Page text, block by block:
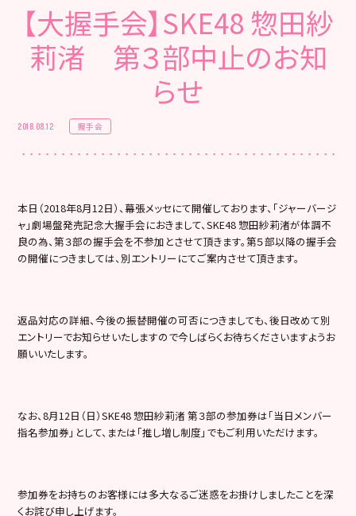
【大握手会】SKE48 惣田紗
莉渚 第３部中止のお知
らせ
2018.08.12 握手会
本日（2018年8月12日）、幕張メッセにて開催しております、「ジャーバージ
ャ」劇場盤発売記念大握手会におきまして、SKE48 惣田紗莉渚が体調不
良の為、第３部の握手会を不参加とさせて頂きます。第５部以降の握手会
の開催につきましては、別エントリーにてご案内させて頂きます。
返品対応の詳細、今後の振替開催の可否につきましても、後日改めて別
エントリーでお知らせいたしますので今しばらくお待ちくださいますようお
願いいたします。
なお、8月12日（日）SKE48 惣田紗莉渚 第３部の参加券は「当日メンバー
指名参加券」として、または「推し増し制度」でもご利用いただけます。
参加券をお持ちのお客様には多大なるご迷惑をお掛けしましたことを深
くお詫び申し上げます。